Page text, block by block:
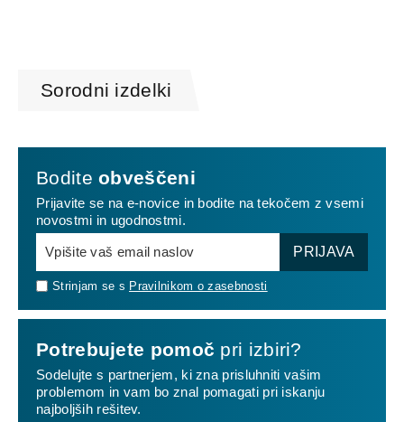
Sorodni izdelki
Boditeobveščeni
Prijavite se na e-novice in bodite na tekočem z vsemi
novostmi in ugodnostmi.
Strinjam se s Pravilnikom o zasebnosti
PRIJAVA
Potrebujete pomoč pri izbiri?
Sodelujte s partnerjem, ki zna prisluhniti vašim
problemom in vam bo znal pomagati pri iskanju
najboljših rešitev.